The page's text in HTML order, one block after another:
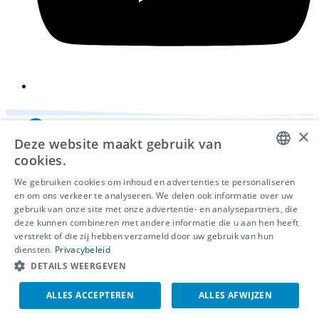
© 2026 - IDEWE
Privacy
Cookiebeleid
Klokkenluidersmelding
DUTCH
FRENCH
×
Deze website maakt gebruik van
cookies.
We gebruiken cookies om inhoud en advertenties te personaliseren
en om ons verkeer te analyseren. We delen ook informatie over uw
gebruik van onze site met onze advertentie- en analysepartners, die
deze kunnen combineren met andere informatie die u aan hen heeft
verstrekt of die zij hebben verzameld door uw gebruik van hun
diensten. Privacybeleid
DETAILS WEERGEVEN
ALLES ACCEPTEREN ALLES AFWIJZEN